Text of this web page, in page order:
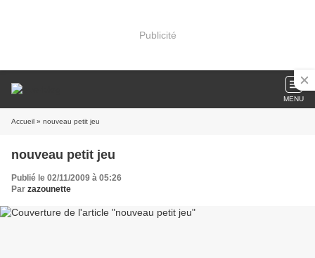
Publicité
MENU
Accueil » nouveau petit jeu
nouveau petit jeu
Publié le 02/11/2009 à 05:26
Par zazounette